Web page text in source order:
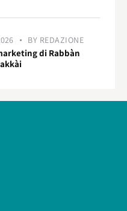
BY REDAZIONE
di Rabbàn